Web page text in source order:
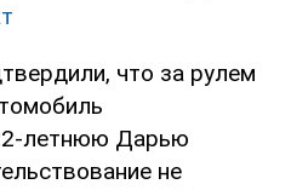
что за рулем
летнюю Дарью
не